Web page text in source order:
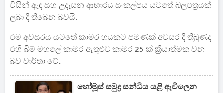
විසින් ඇඳ සහ උදෑසන ආහාරය සංකල්පය යටතේ බලපත්‍රයක්
ලබා දී තිබෙන බවයි.
එම අවසරය යටතේ කාමර හයකට පමණක් අවසර දී තිබුණද
එහි බිම් මහලේ කාමර ඇතුළුව කාමර 25 ක් ක්‍රියාත්මක වන
බව වාර්තා වේ.
හෝමූස් සමුද්‍ර සන්ධිය ‍යළි ඇවිලෙන